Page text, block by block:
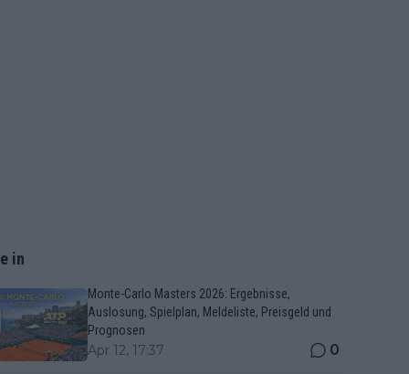
in
Monte-Carlo Masters 2026: Ergebnisse,
Auslosung, Spielplan, Meldeliste, Preisgeld und
Prognosen
Apr 12, 17:37 0